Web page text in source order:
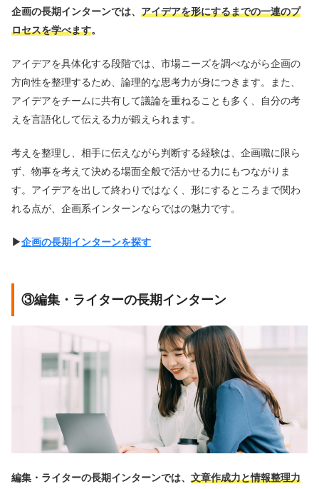
企画の長期インターンでは、 アイデアを形にするまでの一連のプ
ロセスを学べます。
アイデアを具体化する段階では、市場ニーズを調べながら企画の
方向性を整理するため、論理的な思考力が身につきます。また、
アイデアをチームに共有して議論を重ねることも多く、自分の考
えを言語化して伝える力が鍛えられます。
考えを整理し、相手に伝えながら判断する経験は、企画職に限ら
ず、物事を考えて決める場面全般で活かせる力にもつながりま
す。アイデアを出して終わりではなく、形にするところまで関わ
れる点が、企画系インターンならではの魅力です。
▶︎企画の長期インターンを探す
③編集・ライターの長期インターン
編集・ライターの長期インターンでは、 文章作成力と情報整理力